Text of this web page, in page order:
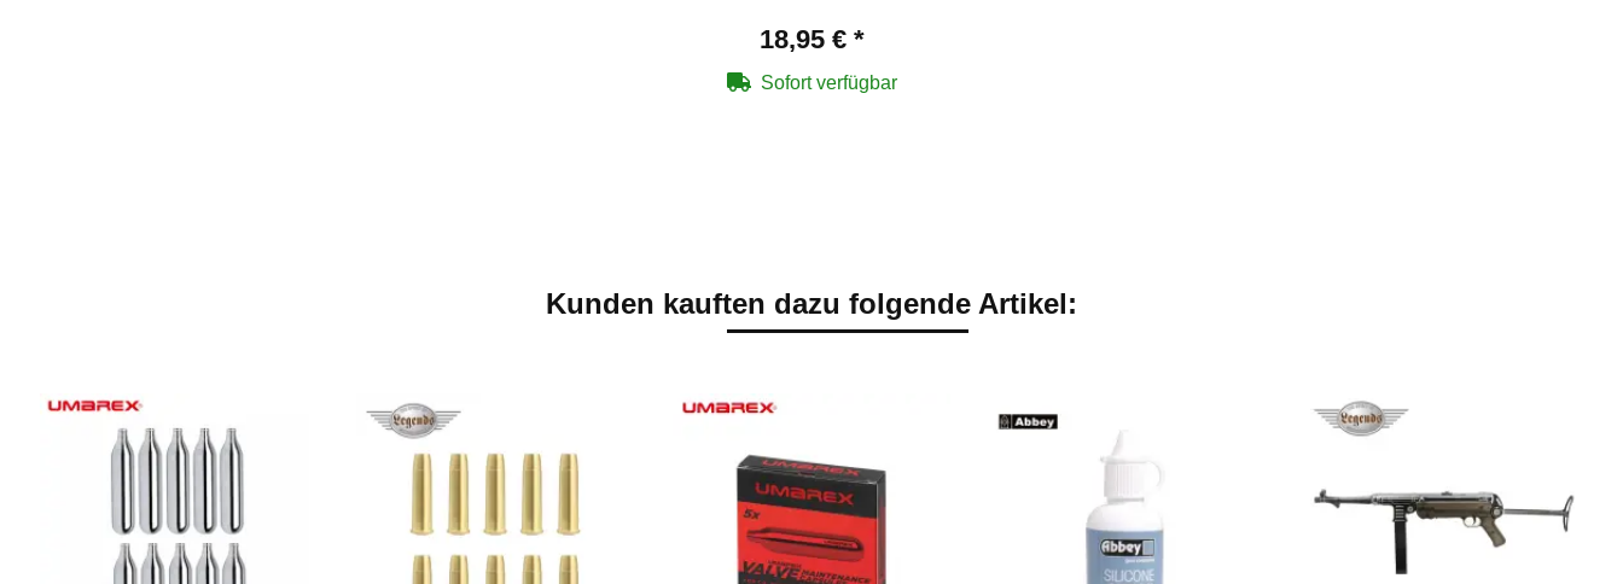
18,95 € *
Sofort verfügbar
Kunden kauften dazu folgende Artikel: